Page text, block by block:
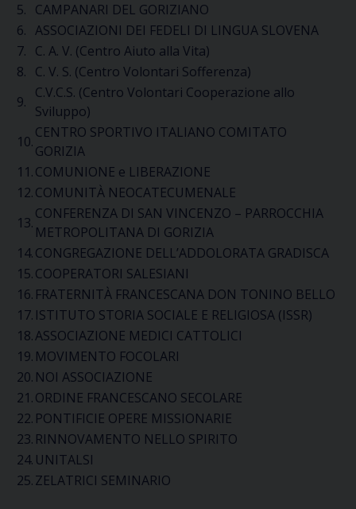
5. CAMPANARI DEL GORIZIANO
6. ASSOCIAZIONI DEI FEDELI DI LINGUA SLOVENA
7. C. A. V. (Centro Aiuto alla Vita)
8. C. V. S. (Centro Volontari Sofferenza)
9.
C.V.C.S. (Centro Volontari Cooperazione allo
Sviluppo)
10.
CENTRO SPORTIVO ITALIANO COMITATO
GORIZIA
11.COMUNIONE e LIBERAZIONE
12.COMUNITÀ NEOCATECUMENALE
13.
CONFERENZA DI SAN VINCENZO – PARROCCHIA
METROPOLITANA DI GORIZIA
14.CONGREGAZIONE DELL’ADDOLORATA GRADISCA
15.COOPERATORI SALESIANI
16. FRATERNITÀ FRANCESCANA DON TONINO BELLO
17. ISTITUTO STORIA SOCIALE E RELIGIOSA (ISSR)
18.ASSOCIAZIONE MEDICI CATTOLICI
19. MOVIMENTO FOCOLARI
20. NOI ASSOCIAZIONE
21.ORDINE FRANCESCANO SECOLARE
22. PONTIFICIE OPERE MISSIONARIE
23. RINNOVAMENTO NELLO SPIRITO
24. UNITALSI
25.ZELATRICI SEMINARIO